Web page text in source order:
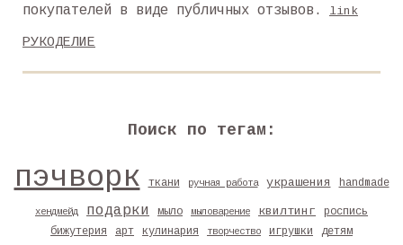
покупателей в виде публичных отзывов.
link
РУКОДЕЛИЕ
Поиск по тегам:
пэчворк ткани ручная работа украшения handmade
хендмейд подарки мыло мыловарение квилтинг
роспись
бижутерия
арт кулинария творчество игрушки детям